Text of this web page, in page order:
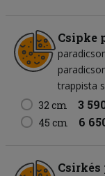
Csipke
trappista
32 cm
3
45 cm 6
Csirkés